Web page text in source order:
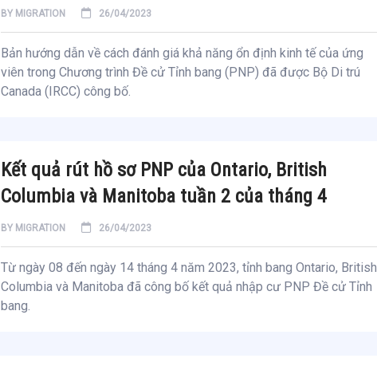
BY MIGRATION 26/04/2023
Bản hướng dẫn về cách đánh giá khả năng ổn định kinh tế của ứng
viên trong Chương trình Đề cử Tỉnh bang (PNP) đã được Bộ Di trú
Canada (IRCC) công bố.
Kết quả rút hồ sơ PNP của Ontario, British
Columbia và Manitoba tuần 2 của tháng 4
BY MIGRATION 26/04/2023
Từ ngày 08 đến ngày 14 tháng 4 năm 2023, tỉnh bang Ontario, British
Columbia và Manitoba đã công bố kết quả nhập cư PNP Đề cử Tỉnh
bang.